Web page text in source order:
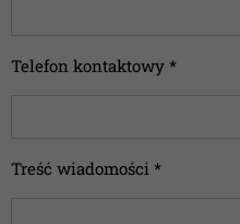
Telefon kontaktowy *
Treść wiadomości *